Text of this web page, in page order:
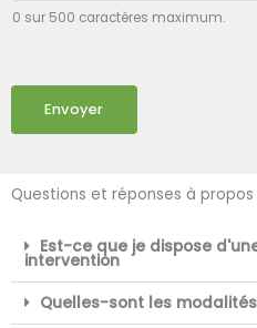
0 sur 500 caractères maximum.
Envoyer
Questions et réponses à
Est-ce que je dispose
intervention
Quelles-sont les